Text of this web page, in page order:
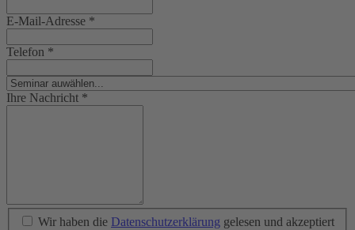
E-Mail-Adresse *
Telefon *
Ihre Nachricht *
Wir haben die Datenschutzerklärung gelesen und akzeptiert